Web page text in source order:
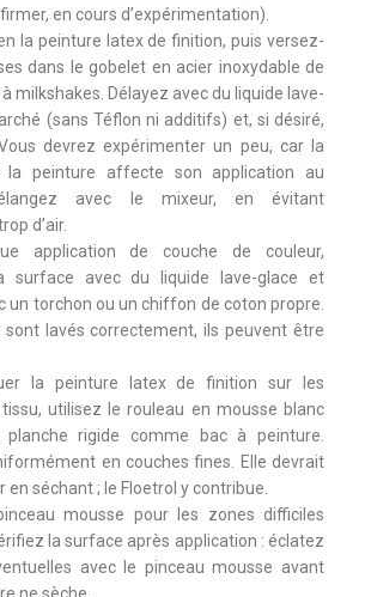
en cours d’expérimentation).
la peinture latex de finition, puis versez-
dans le gobelet en acier inoxydable de
milkshakes. Délayez avec du liquide lave-
(sans Téflon ni additifs) et, si désiré,
devrez expérimenter un peu, car la
la peinture affecte son application au
avec le mixeur, en évitant
d’air.
application de couche de couleur,
surface avec du liquide lave-glace et
un torchon ou un chiffon de coton propre.
sont lavés correctement, ils peuvent être
la peinture latex de finition sur les
utilisez le rouleau en mousse blanc
rigide comme bac à peinture.
en couches fines. Elle devrait
en séchant ; le Floetrol y contribue.
mousse pour les zones difficiles
la surface après application : éclatez
avec le pinceau mousse avant